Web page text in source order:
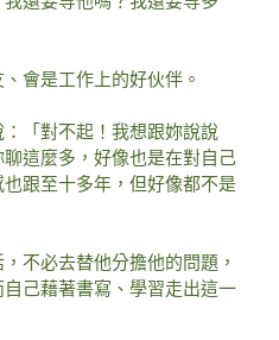
會是工作上的好伙伴。
「對不起！我想跟妳說說
這麼多，好像也是在對自己
跟至十多年，但好像都不是
不必去替他分擔他的問題，
己藉著書寫、學習走出這一